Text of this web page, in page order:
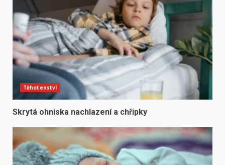
Těhotenství
Skrytá ohniska nachlazení a chřipky